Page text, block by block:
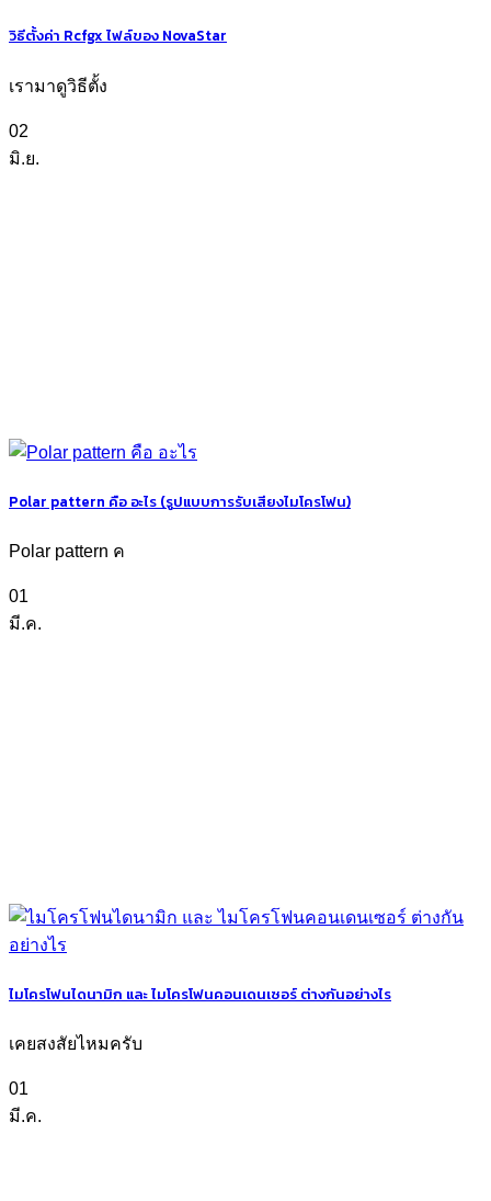
วิธีตั้งค่า Rcfgx ไฟล์ของ NovaStar
เรามาดูวิธีตั้ง
02
มิ.ย.
Polar pattern คือ อะไร (รูปแบบการรับเสียงไมโครโฟน)
Polar pattern ค
01
มี.ค.
ไมโครโฟนไดนามิก และ ไมโครโฟนคอนเดนเซอร์ ต่างกันอย่างไร
เคยสงสัยไหมครับ
01
มี.ค.